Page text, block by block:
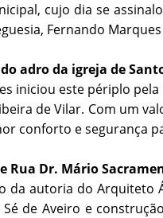
cujo dia se
Fernando
adro da igreja de
iniciou este périplo
de Vilar. Com um
conforto e segurança
Rua Dr. Mário
da autoria do Arquiteto
de Aveiro e